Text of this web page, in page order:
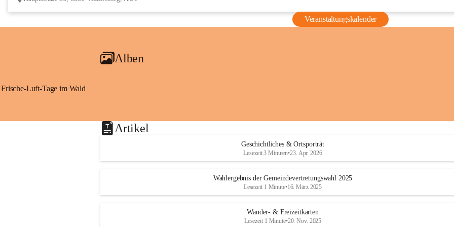
Veranstaltungskalender
Alben
Frische-Luft-Tage im Wald
Artikel
Geschichtliches & Ortsporträt
Lesezeit 3 Minuten•23. Apr. 2026
Wahlergebnis der Gemeindevertretungswahl 2025
Lesezeit 1 Minute•16. März 2025
Wander- & Freizeitkarten
Lesezeit 1 Minute•20. Nov. 2025